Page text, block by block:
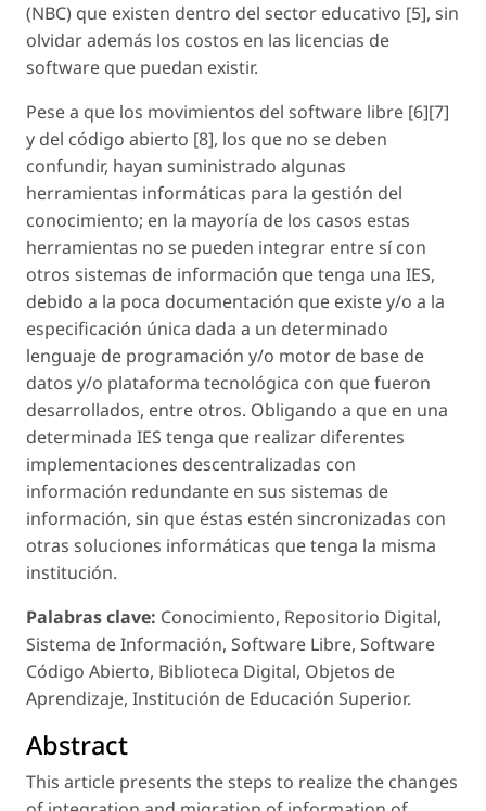
(NBC) que existen dentro del sector educativo [5], sin
olvidar además los costos en las licencias de
software que puedan existir.
Pese a que los movimientos del software libre [6][7]
y del código abierto [8], los que no se deben
confundir, hayan suministrado algunas
herramientas informáticas para la gestión del
conocimiento; en la mayoría de los casos estas
herramientas no se pueden integrar entre sí con
otros sistemas de información que tenga una IES,
debido a la poca documentación que existe y/o a la
especificación única dada a un determinado
lenguaje de programación y/o motor de base de
datos y/o plataforma tecnológica con que fueron
desarrollados, entre otros. Obligando a que en una
determinada IES tenga que realizar diferentes
implementaciones descentralizadas con
información redundante en sus sistemas de
información, sin que éstas estén sincronizadas con
otras soluciones informáticas que tenga la misma
institución.
Palabras clave: Conocimiento, Repositorio Digital,
Sistema de Información, Software Libre, Software
Código Abierto, Biblioteca Digital, Objetos de
Aprendizaje, Institución de Educación Superior.
Abstract
This article presents the steps to realize the changes